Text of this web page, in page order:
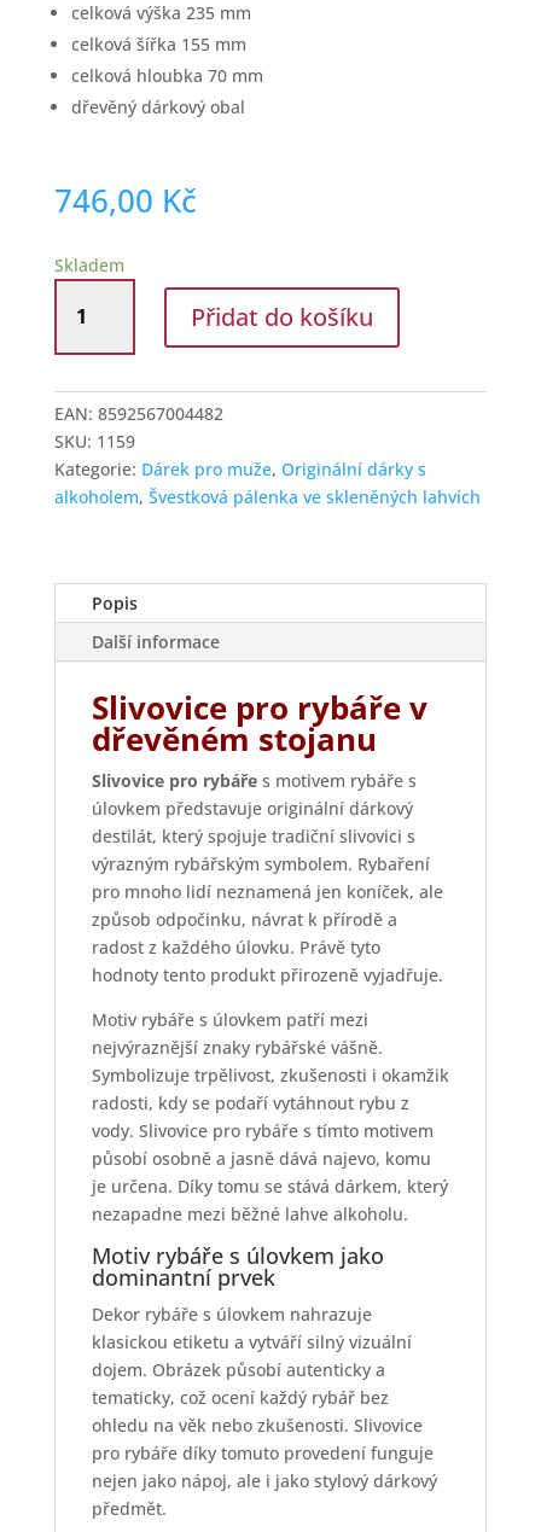
celková výška 235 mm
celková šířka 155 mm
celková hloubka 70 mm
dřevěný dárkový obal
746,00 Kč
Skladem
slivovice
s
rybáře
množství
Přidat do košíku
EAN: 8592567004482
SKU: 1159
Kategorie: Dárek pro muže, Originální dárky s
alkoholem, Švestková pálenka ve skleněných lahvích
Popis
Další informace
Slivovice pro rybáře v
dřevěném stojanu
Slivovice pro rybářes motivem rybáře s
úlovkem představuje originální dárkový
destilát, který spojuje tradiční slivovici s
výrazným rybářským symbolem. Rybaření
pro mnoho lidí neznamená jen koníček, ale
způsob odpočinku, návrat k přírodě a
radost z každého úlovku. Právě tyto
hodnoty tento produkt přirozeně vyjadřuje.
Motiv rybáře s úlovkem patří mezi
nejvýraznější znaky rybářské vášně.
Symbolizuje trpělivost, zkušenosti i okamžik
radosti, kdy se podaří vytáhnout rybu z
vody. Slivovice pro rybáře s tímto motivem
působí osobně a jasně dává najevo, komu
je určena. Díky tomu se stává dárkem, který
nezapadne mezi běžné lahve alkoholu.
Motiv rybáře s úlovkem jako
dominantní prvek
Dekor rybáře s úlovkem nahrazuje
klasickou etiketu a vytváří silný vizuální
dojem. Obrázek působí autenticky a
tematicky, což ocení každý rybář bez
ohledu na věk nebo zkušenosti. Slivovice
pro rybáře díky tomuto provedení funguje
nejen jako nápoj, ale i jako stylový dárkový
předmět.